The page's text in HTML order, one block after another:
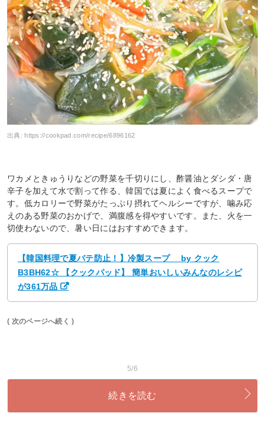
出典:https://cookpad.com/recipe/6896162
ワカメときゅうりなどの野菜を千切りにし、酢醤油とダシダ・唐
辛子を加えて水で割って作る、韓国では夏によく食べるスープで
す。低カロリーで野菜がたっぷり摂れてヘルシーですが、噛み応
えのある野菜のおかげで、満腹感を得やすいです。また、火を一
切使わないので、暑い日にはおすすめできます。
【韓国料理で夏バテ防止！】冷製スープ by クック
B3BH62☆ 【クックパッド】 簡単おいしいみんなのレシピ
が361万品
( 次のページへ続く )
5/6
続きを読む